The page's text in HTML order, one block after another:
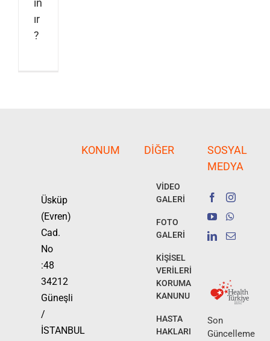
ın
ır
?
Üsküp
(Evren)
Cad.
No
:48
34212
Güneşli
/
İSTANBUL
KONUM DIĞER
VİDEO
GALERİ
FOTO
GALERİ
KİŞİSEL
VERİLERİ
KORUMA
KANUNU
HASTA
HAKLARI
SOSYAL
MEDYA
Son
Güncelleme